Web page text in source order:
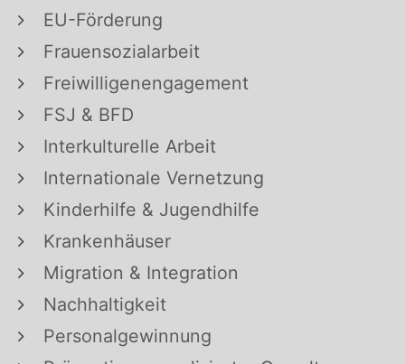
EU-Förderung
Frauensozialarbeit
Freiwilligenengagement
FSJ & BFD
Interkulturelle Arbeit
Internationale Vernetzung
Kinderhilfe & Jugendhilfe
Krankenhäuser
Migration & Integration
Nachhaltigkeit
Personalgewinnung